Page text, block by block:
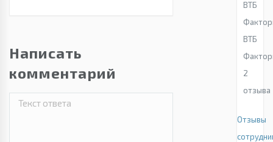
Написать
комментарий
ВТБ
2
отзыва
Отзывы